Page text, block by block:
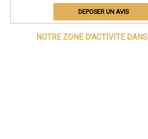
DEPOSER UN AVIS
NOTRE ZONE D'ACTIVITE DANS